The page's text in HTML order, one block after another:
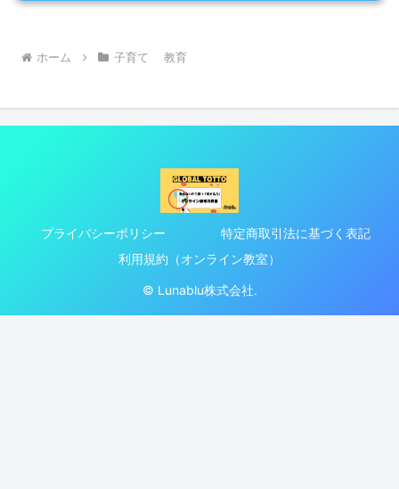
ホーム 子育て 教育
プライバシーポリシー
特定商取引法に基づく表記
利用規約（オンライン教室）
© Lunablu株式会社.